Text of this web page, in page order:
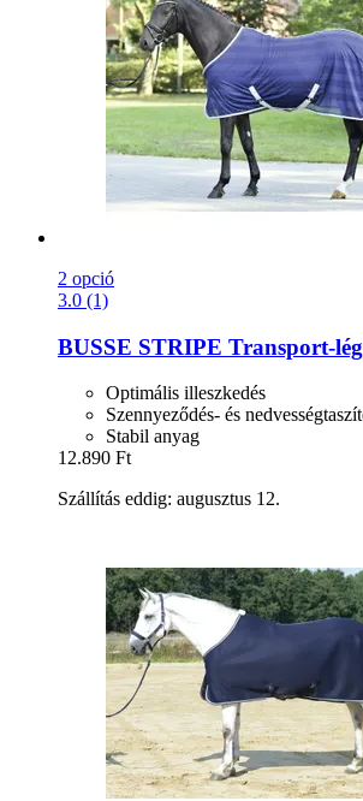
2 opció
3.0 (1)
BUSSE STRIPE Transport-​
Optimális illeszkedés
Szennyeződés- és
Stabil anyag
12.890 Ft
Szállítás eddig: augusztus 12.